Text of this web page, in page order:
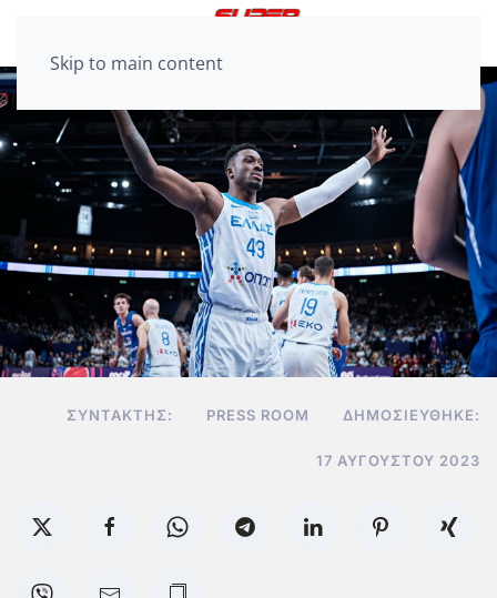
Skip to main content
ΣΥΝΤΆΚΤΗΣ: PRESS ROOM ΔΗΜΟΣΙΕΎΘΗΚΕ:
17 ΑΥΓΟΎΣΤΟΥ 2023